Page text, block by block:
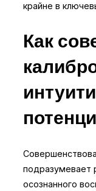
крайне в
Как
подразумевает
осознанного